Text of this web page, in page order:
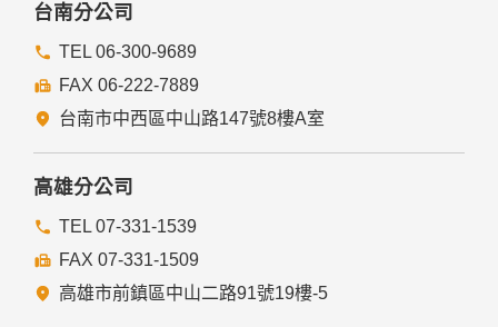
台南分公司
TEL 06-300-9689
FAX 06-222-7889
台南市中西區中山路147號8樓A室
高雄分公司
TEL 07-331-1539
FAX 07-331-1509
高雄市前鎮區中山二路91號19樓-5